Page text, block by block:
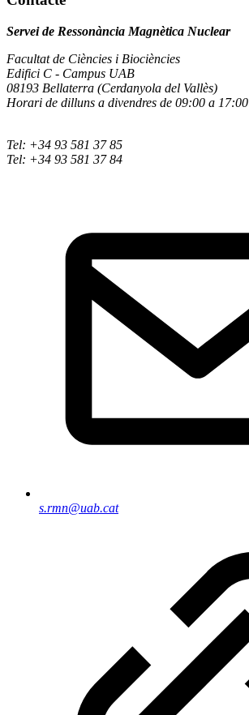
Servei de Ressonància Magnètica Nuclear
Facultat de Ciències i Biociències
Edifici C - Campus UAB
08193 Bellaterra (Cerdanyola del Vallès)
Horari de dilluns a divendres de 09:00 a 17:00
Tel: +34 93 581 37 85
Tel: +34 93 581 37 84
s.rmn@uab.cat